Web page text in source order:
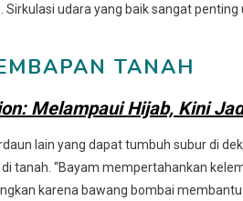
udara yang baik sangat
TANAH
Melampaui Hijab, Kini
lain yang dapat tumbuh subur di
tanah. “Bayam mempertahankan
karena bawang bombai